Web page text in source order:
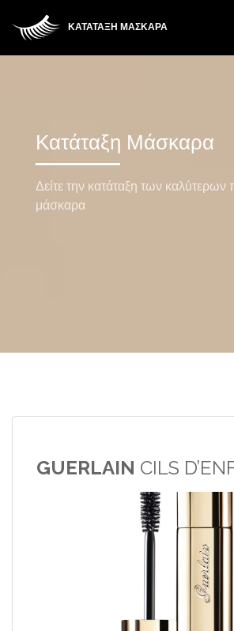
ΚΑΤΆΤΑΞΗ ΜΆΣΚΑΡΑ
Κατάταξη Μάσκαρα
Δείτε την κατάταξη των καλύτερων
μάσκαρα
GUERLAIN CILS